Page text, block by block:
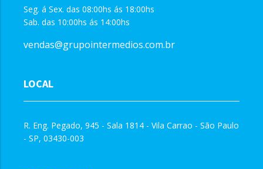
Seg. á Sex. das 08:00hs ás 18:00hs
Sab. das 10:00hs ás 14:00hs
vendas@grupointermedios.com.br
LOCAL
R. Eng. Pegado, 945 - Sala 1814 - Vila Carrao - São Paulo
- SP, 03430-003